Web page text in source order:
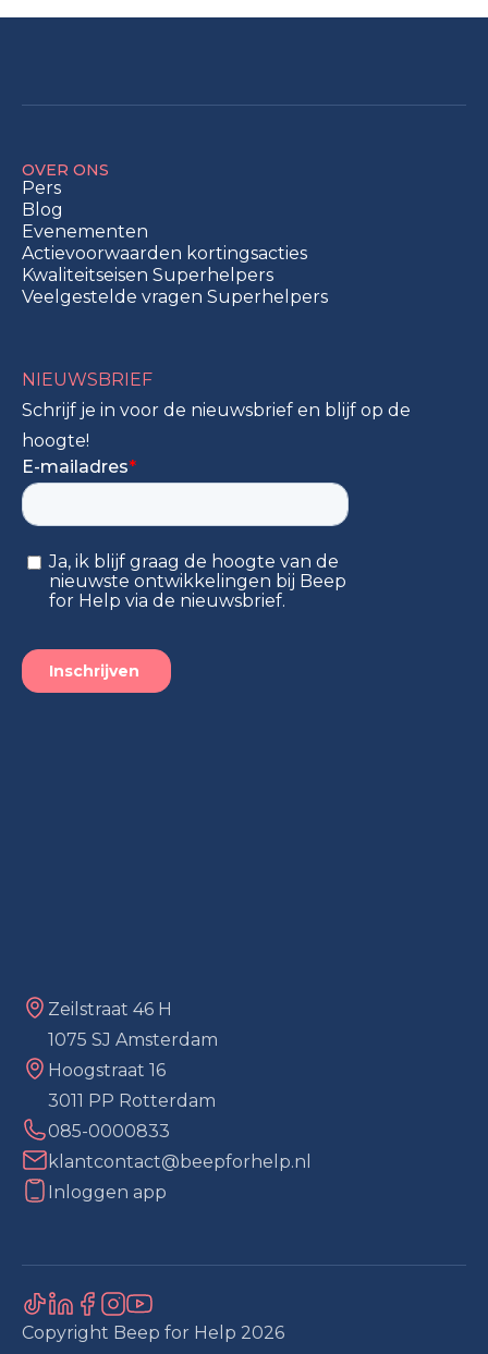
OVER ONS
Pers
Blog
Evenementen
Actievoorwaarden kortingsacties
Kwaliteitseisen Superhelpers
Veelgestelde vragen Superhelpers
Zeilstraat 46 H
1075 SJ Amsterdam
Hoogstraat 16
3011 PP Rotterdam
085-0000833
klantcontact@beepforhelp.nl
Inloggen app
NIEUWSBRIEF
Schrijf je in voor de nieuwsbrief en blijf op de
hoogte!
Copyright Beep for Help 2026